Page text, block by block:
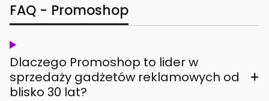
FAQ - Promoshop
Dlaczego Promoshop to lider w
sprzedaży gadżetów reklamowych od
blisko 30 lat?
+